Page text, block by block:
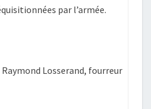
par l’armée.
Raymond Losserand, fourreur